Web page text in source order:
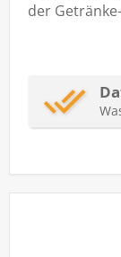
der